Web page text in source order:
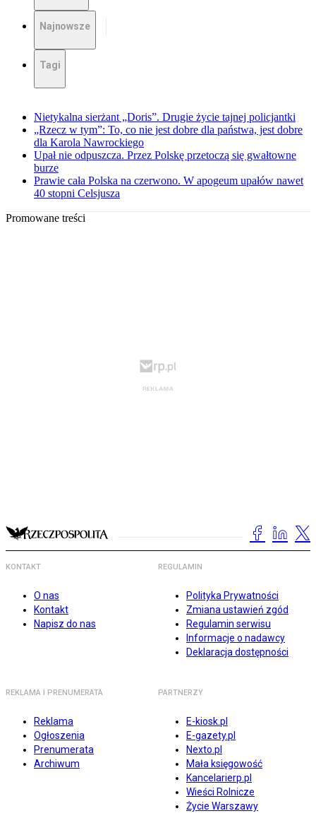
Najnowsze
Tagi
Nietykalna sierżant „Doris”. Drugie życie tajnej policjantki
„Rzecz w tym”: To, co nie jest dobre dla państwa, jest dobre
dla Karola Nawrockiego
Upał nie odpuszcza. Przez Polskę przetoczą się gwałtowne
burze
Prawie cała Polska na czerwono. W apogeum upałów nawet
40 stopni Celsjusza
Promowane treści
KONTAKT
O nas
Kontakt
Napisz do nas
REGULAMIN
Polityka Prywatności
Zmiana ustawień zgód
Regulamin serwisu
Informacje o nadawcy
Deklaracja dostępności
REKLAMA I PRENUMERATA
Reklama
Ogłoszenia
Prenumerata
Archiwum
PARTNERZY
E-kiosk.pl
E-gazety.pl
Nexto.pl
Mała księgowość
Kancelarierp.pl
Wieści Rolnicze
Życie Warszawy